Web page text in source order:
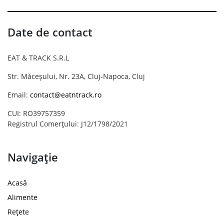
Date de contact
EAT & TRACK S.R.L
Str. Măceșului, Nr. 23A, Cluj-Napoca, Cluj
Email: contact@eatntrack.ro
CUI: RO39757359
Registrul Comerțului: J12/1798/2021
Navigație
Acasă
Alimente
Rețete